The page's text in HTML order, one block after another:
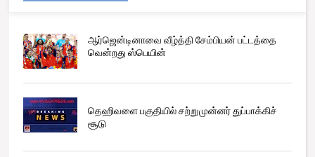
ஆர்ஜென்டினாவை வீழ்த்தி சேம்பியன் பட்டத்தை
வென்றது ஸ்பெயின்
தெஹிவளை பகுதியில் சற்றுமுன்னர் துப்பாக்கிச்
சூடு